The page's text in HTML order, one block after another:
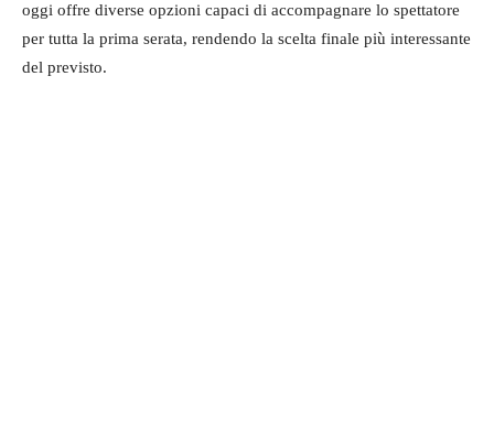
oggi offre diverse opzioni capaci di accompagnare lo spettatore
per tutta la prima serata, rendendo la scelta finale più interessante
del previsto.